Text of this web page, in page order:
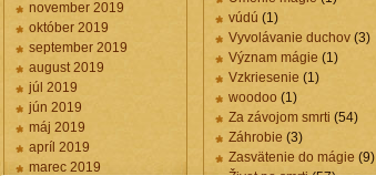
november 2019
október 2019
september 2019
august 2019
júl 2019
jún 2019
máj 2019
apríl 2019
marec 2019
vúdú (1)
Vyvolávanie duchov (3)
Význam mágie (1)
Vzkriesenie (1)
woodoo (1)
Za závojom smrti (54)
Záhrobie (3)
Zasvätenie do mágie (9)
Život po smrti(57)